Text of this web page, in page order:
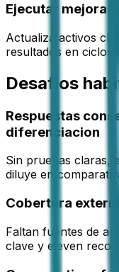
Ejecutar
Actualiza activos
resultados en ciclos
Desafios
Respuestas
diferenciacion
Sin pruebas claras,
diluye en
Cobertura
Faltan fuentes de
clave y eleven